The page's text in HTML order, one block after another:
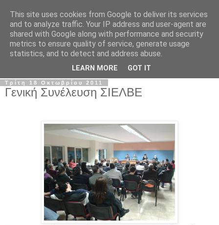
Σ.Ι.Ε.Λ.Β.Ε.
Ο επίσημος ιστότοπος του Συλλόγου Ιδιωτικών
Εκπαιδευτικών Λειτουργών Βόρειας Ελλάδας
Τρίτη 18 Οκτωβρίου 2011
Γενική Συνέλευση ΣΙΕΛΒΕ
This site uses cookies from Google to deliver its services
and to analyze traffic. Your IP address and user-agent are
shared with Google along with performance and security
metrics to ensure quality of service, generate usage
statistics, and to detect and address abuse.
LEARN MORE GOT IT